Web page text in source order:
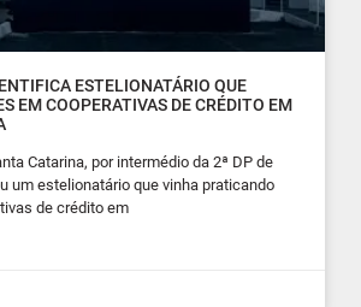
ESTELIONATÁRIO QUE
EM COOPERATIVAS DE CRÉDITO EM
Catarina, por intermédio da 2ª DP de
um estelionatário que vinha praticando
de crédito em